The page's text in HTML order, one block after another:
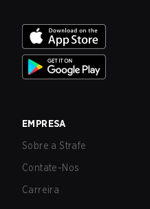
EMPRESA
Sobre a Strafe
Contate-Nos
Carreira